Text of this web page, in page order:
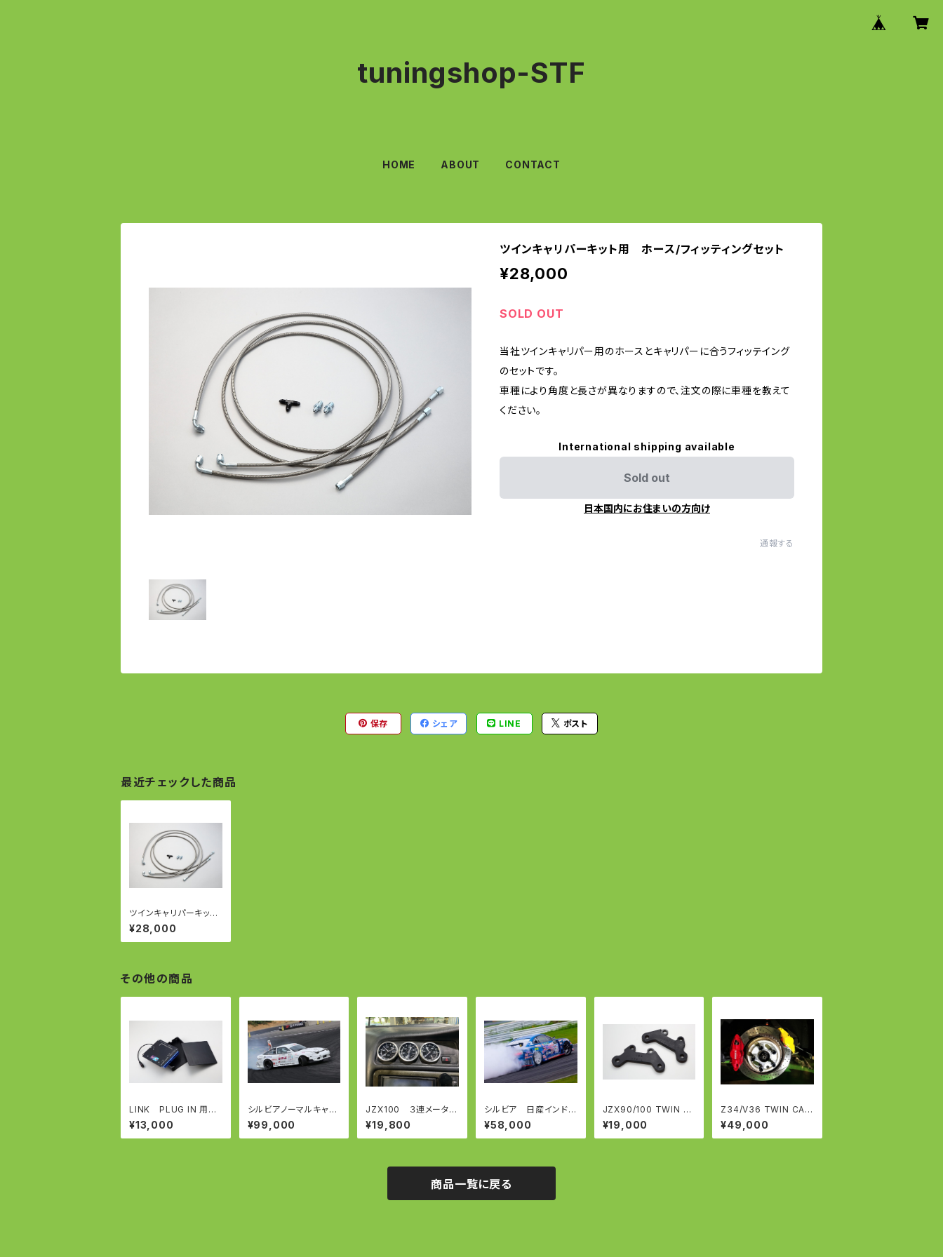
tuningshop-STF
HOME ABOUT CONTACT
ツインキャリパーキット用 ホース/フィッティングセット
¥28,000
SOLD OUT
当社ツインキャリパー用のホースとキャリパーに合うフィッテイング
のセットです。
車種により角度と長さが異なりますので、注文の際に車種を教えて
ください。
International shipping available
Sold out
日本国内にお住まいの方向け
通報する
保存 シェア LINE ポスト
最近チェックした商品
ツインキャリパーキット
用 ホース/フィッティン
グセット
¥28,000
その他の商品
LINK PLUG IN 用
ECUケース
¥13,000
シルビアノーマルキャリ
パー用 TWIN CALIP
ER KIT ツインキャリ
パーキット 油圧サイド
¥99,000
JZX100 ３連メーター
パネル
¥19,800
シルビア 日産インドラ
ム用 TWIN CALIPE
R KIT ツインキャリパー
キット 油圧サイド
¥58,000
JZX90/100 TWIN C
ALIPER KIT ツインキ
ャリパーキット マーク
Ⅱ/クレスタ/チェイサー
¥19,000
Z34/V36 TWIN CALI
PER KIT ツインキャ
リパーキット アケボノブ
レーキ用
¥49,000
商品一覧に戻る